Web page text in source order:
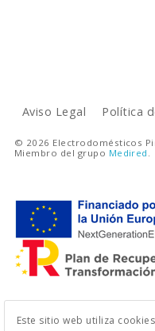
Aviso Legal Política
© 2026 Electrodomésticos
Miembro del grupo Medired .
Este sitio web utiliza